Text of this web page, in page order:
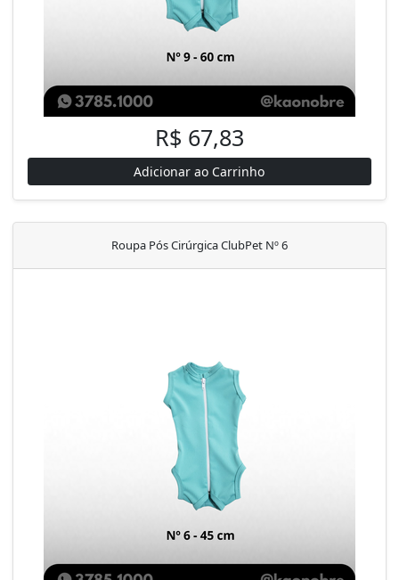
R$ 67,83
Adicionar ao Carrinho
Roupa Pós Cirúrgica ClubPet Nº 6